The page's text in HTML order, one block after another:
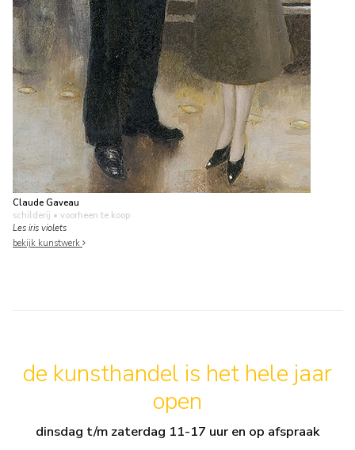
Claude Gaveau
schilderij • voorheen te koop
Les iris violets
bekijk kunstwerk
de kunsthandel is het hele jaar
open
dinsdag t/m zaterdag 11-17 uur en op afspraak